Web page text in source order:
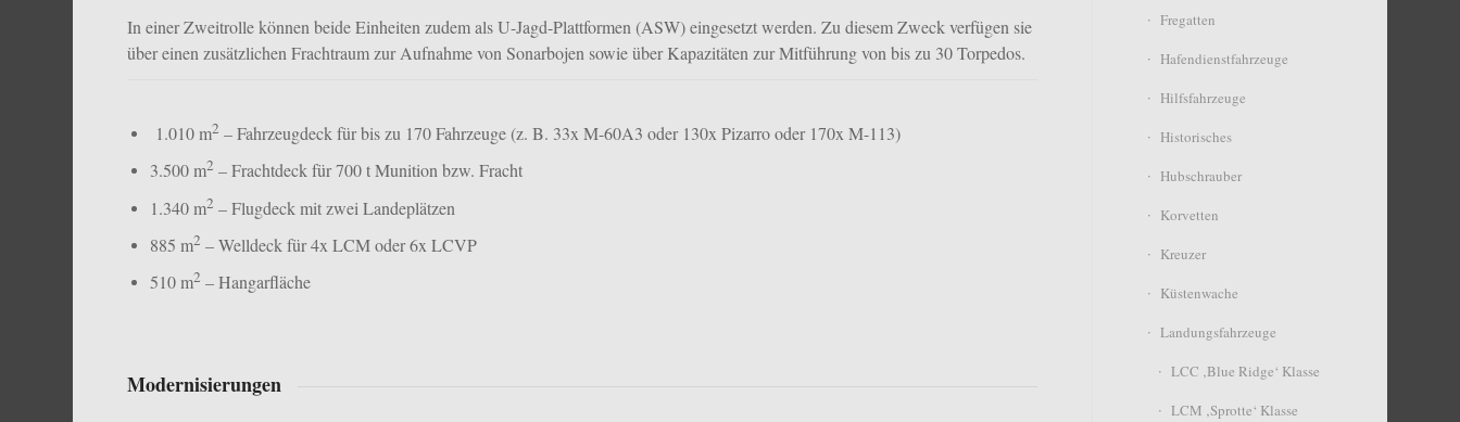
In einer Zweitrolle können beide Einheiten zudem als U-Jagd-Plattformen (ASW) eingesetzt werden. Zu diesem Zweck verfügen sie
über einen zusätzlichen Frachtraum zur Aufnahme von Sonarbojen sowie über Kapazitäten zur Mitführung von bis zu 30 Torpedos.
1.010 m2 – Fahrzeugdeck für bis zu 170 Fahrzeuge (z. B. 33x M-60A3 oder 130x Pizarro oder 170x M-113)
3.500 m2 – Frachtdeck für 700 t Munition bzw. Fracht
1.340 m2 – Flugdeck mit zwei Landeplätzen
885 m2 – Welldeck für 4x LCM oder 6x LCVP
510 m2 – Hangarfläche
Modernisierungen
Fregatten
Hafendienstfahrzeuge
Hilfsfahrzeuge
Historisches
Hubschrauber
Korvetten
Kreuzer
Küstenwache
Landungsfahrzeuge
LCC ‚Blue Ridge‘ Klasse
LCM ‚Sprotte‘ Klasse